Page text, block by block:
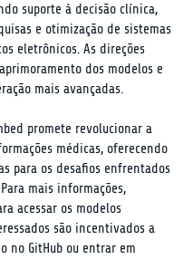
suporte à decisão clínica,
e otimização de sistemas
eletrônicos. As direções
dos modelos e
mais avançadas.
promete revolucionar a
médicas, oferecendo
para os desafios enfrentados
mais informações,
acessar os modelos
são incentivados a
no GitHub ou entrar em